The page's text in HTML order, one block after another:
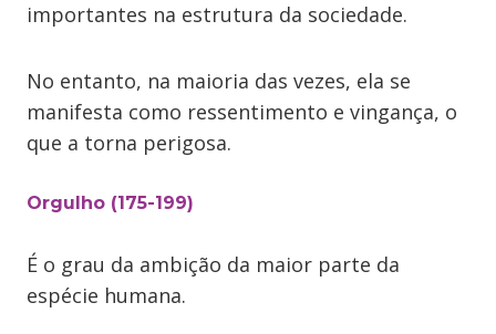
importantes na estrutura da sociedade.
No entanto, na maioria das vezes, ela se
manifesta como ressentimento e vingança, o
que a torna perigosa.
Orgulho (175-199)
É o grau da ambição da maior parte da
espécie humana.